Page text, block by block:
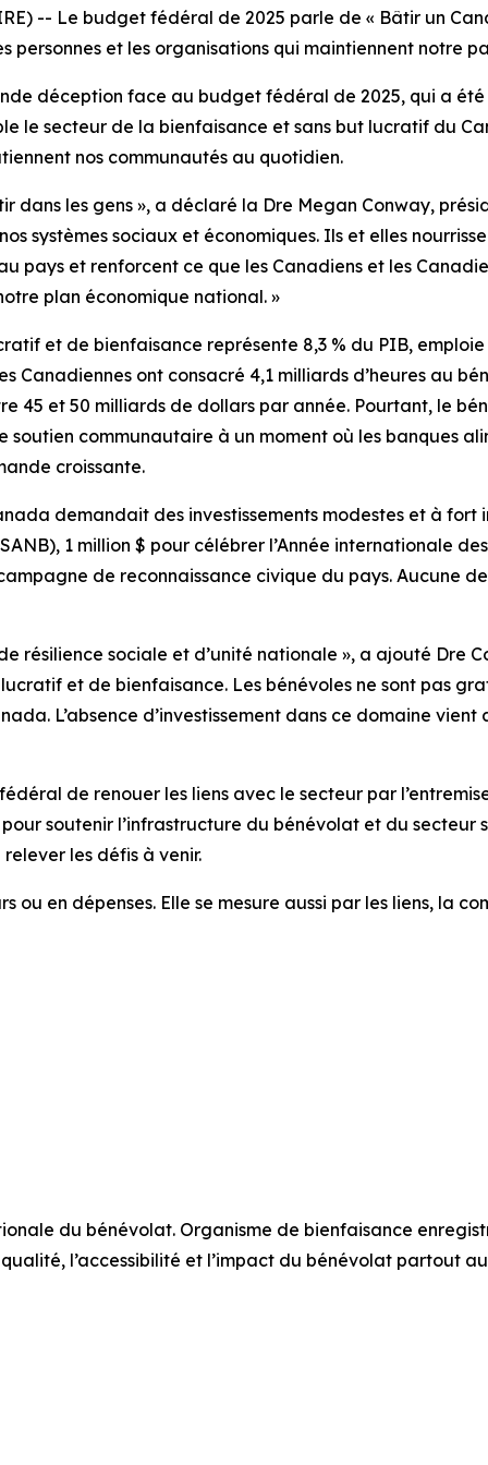
-- Le budget fédéral de 2025 parle de « Bâtir un
personnes et les organisations qui maintiennent notre
déception face au budget fédéral de 2025, qui a
le secteur de la bienfaisance et sans but lucratif du
nos communautés au quotidien.
dans les gens », a déclaré la Dre Megan Conway,
systèmes sociaux et économiques. Ils et elles
pays et renforcent ce que les Canadiens et les
plan économique national. »
et de bienfaisance représente 8,3 % du PIB,
Canadiennes ont consacré 4,1 milliards d’heures au
45 et 50 milliards de dollars par année. Pourtant, le
soutien communautaire à un moment où les banques
croissante.
demandait des investissements modestes et à
1 million $ pour célébrer l’Année internationale
de reconnaissance civique du pays. Aucune
résilience sociale et d’unité nationale », a ajouté Dre
et de bienfaisance. Les bénévoles ne sont pas
L’absence d’investissement dans ce domaine
de renouer les liens avec le secteur par
soutenir l’infrastructure du bénévolat et du
les défis à venir.
en dépenses. Elle se mesure aussi par les liens, la
du bénévolat. Organisme de bienfaisance
l’accessibilité et l’impact du bénévolat partout